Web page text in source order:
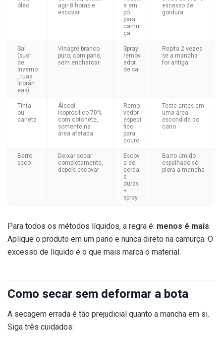
óleo
agir 8 horas e
escovar
e em
pó
para
camur
ça
excesso de
gordura
Sal
(suor
de
inverno
, ruas
litorân
eas)
Vinagre branco
puro, com pano,
sem encharcar
Spray
remov
edor
de sal
Repita 2 vezes
se a mancha
for antiga
Tinta
ou
caneta
Álcool
isopropílico 70%
com cotonete,
somente na
área afetada
Remo
vedor
especí
fico
para
couro
Teste antes em
uma área
escondida do
cano
Barro
seco
Deixar secar
completamente,
depois escovar
Escov
a de
cerda
s
duras
+
spray
Barro úmido
espalhado só
piora a mancha
Para todos os métodos líquidos, a regra é: menos é mais.
Aplique o produto em um pano e nunca direto na camurça. O
excesso de líquido é o que mais marca o material.
Como secar sem deformar a bota
A secagem errada é tão prejudicial quanto a mancha em si.
Siga três cuidados: